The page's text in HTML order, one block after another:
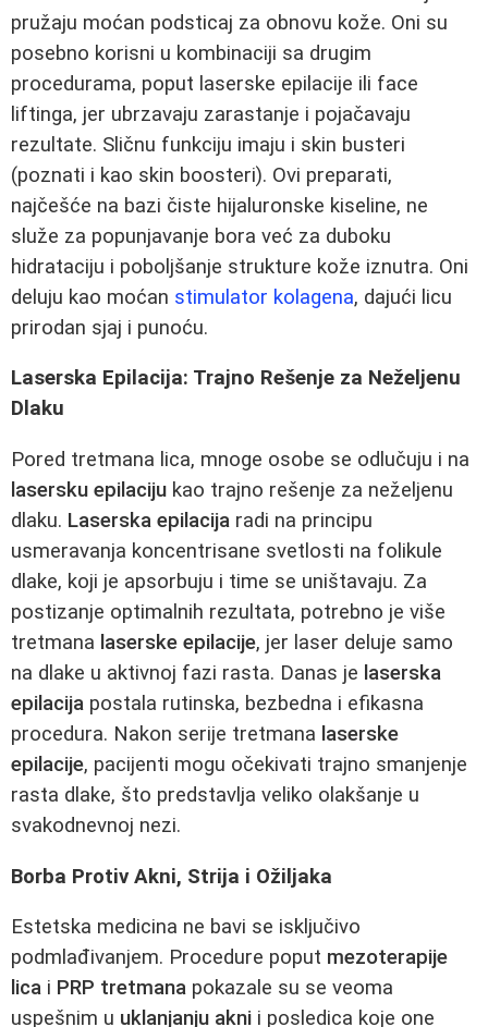
pružaju moćan podsticaj za obnovu kože. Oni su
posebno korisni u kombinaciji sa drugim
procedurama, poput laserske epilacije ili face
liftinga, jer ubrzavaju zarastanje i pojačavaju
rezultate. Sličnu funkciju imaju i skin busteri
(poznati i kao skin boosteri). Ovi preparati,
najčešće na bazi čiste hijaluronske kiseline, ne
služe za popunjavanje bora već za duboku
hidrataciju i poboljšanje strukture kože iznutra. Oni
deluju kao moćan stimulator kolagena, dajući licu
prirodan sjaj i punoću.
Laserska Epilacija: Trajno Rešenje za Neželjenu
Dlaku
Pored tretmana lica, mnoge osobe se odlučuju i na
lasersku epilaciju kao trajno rešenje za neželjenu
dlaku. Laserska epilacija radi na principu
usmeravanja koncentrisane svetlosti na folikule
dlake, koji je apsorbuju i time se uništavaju. Za
postizanje optimalnih rezultata, potrebno je više
tretmana laserske epilacije, jer laser deluje samo
na dlake u aktivnoj fazi rasta. Danas je laserska
epilacija postala rutinska, bezbedna i efikasna
procedura. Nakon serije tretmana laserske
epilacije, pacijenti mogu očekivati trajno smanjenje
rasta dlake, što predstavlja veliko olakšanje u
svakodnevnoj nezi.
Borbа Protiv Akni, Strijа i Ožiljaka
Estetska medicina ne bavi se isključivo
podmlađivanjem. Procedure poput mezoterapije
lica i PRP tretmana pokazale su se veoma
uspešnim u uklanjanju akni i posledica koje one